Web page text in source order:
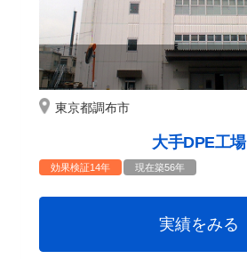
東京都調布市
大手DPE工場
効果検証14年 現在築56年
実績をみる